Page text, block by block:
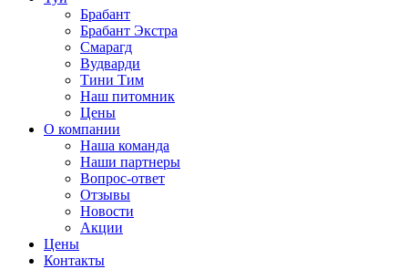
Брабант
Брабант Экстра
Смарагд
Вудварди
Тини Тим
Наш питомник
Цены
О компании
Наша команда
Наши партнеры
Вопрос-ответ
Отзывы
Новости
Акции
Цены
Контакты